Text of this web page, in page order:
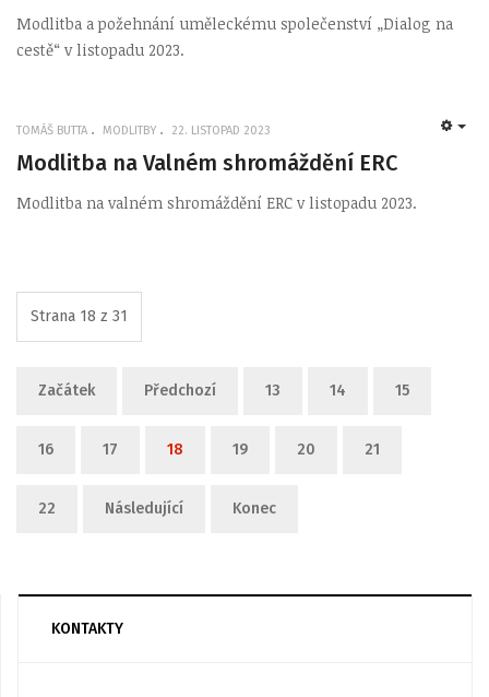
Modlitba a požehnání uměleckému společenství „Dialog na
cestě“ v listopadu 2023.
TOMÁŠ BUTTA MODLITBY 22. LISTOPAD 2023
Modlitba na Valném shromáždění ERC
Modlitba na valném shromáždění ERC v listopadu 2023.
Strana 18 z 31
Začátek Předchozí 13 14 15
16 17 18 19 20 21
22 Následující Konec
KONTAKTY